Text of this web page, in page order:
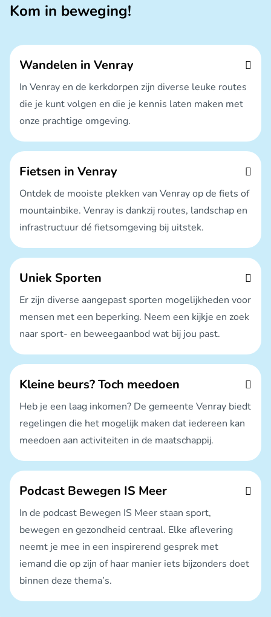
Kom in beweging!
Wandelen in Venray
In Venray en de kerkdorpen zijn diverse leuke routes
die je kunt volgen en die je kennis laten maken met
onze prachtige omgeving.
Fietsen in Venray
Ontdek de mooiste plekken van Venray op de fiets of
mountainbike. Venray is dankzij routes, landschap en
infrastructuur dé fietsomgeving bij uitstek.
Uniek Sporten
Er zijn diverse aangepast sporten mogelijkheden voor
mensen met een beperking. Neem een kijkje en zoek
naar sport- en beweegaanbod wat bij jou past.
Kleine beurs? Toch meedoen
Heb je een laag inkomen? De gemeente Venray biedt
regelingen die het mogelijk maken dat iedereen kan
meedoen aan activiteiten in de maatschappij.
Podcast Bewegen IS Meer
In de podcast Bewegen IS Meer staan sport,
bewegen en gezondheid centraal. Elke aflevering
neemt je mee in een inspirerend gesprek met
iemand die op zijn of haar manier iets bijzonders doet
binnen deze thema’s.